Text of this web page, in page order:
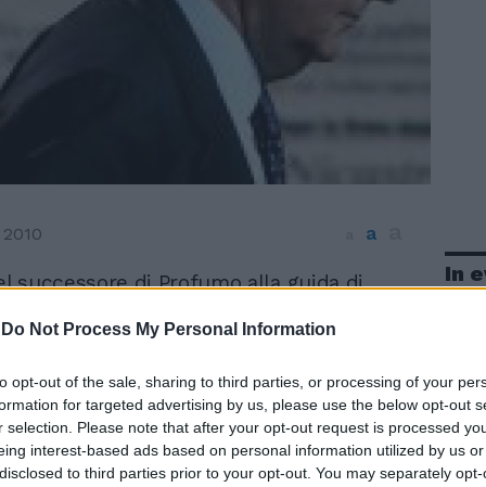
Do Not Process My Personal Information
opt-out of the sale, sharing to third parties, or processing of your
for targeted advertising by us, please use the below opt-out
selection. Please note that after your opt-out request is processed
interest-based ads based on personal information utilized by us
to third parties prior to your opt-out. You may separately
a
successore di Profumo alla guida di
del 30 settembre. La Banca d'Italia
Giulio Tremonti che non ha digerito
sta sollecitando un rapido
Il presidente Dieter Rampl, che ha
le deleghe da
In